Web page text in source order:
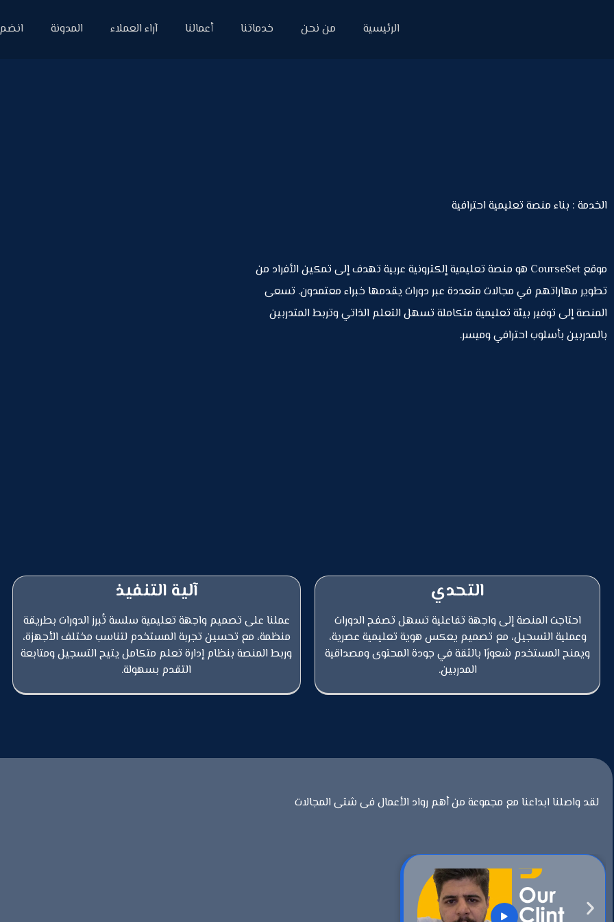
الرئيسية من نحن خدماتنا أعمالنا آراء العملاء المدونة انضم
الخدمة : بناء منصة تعليمية احترافية
موقع CourseSet هو منصة تعليمية إلكترونية عربية تهدف إلى تمكين الأفراد من
تطوير مهاراتهم في مجالات متعددة عبر دورات يقدمها خبراء معتمدون. تسعى
المنصة إلى توفير بيئة تعليمية متكاملة تسهل التعلم الذاتي وتربط المتدربين
بالمدربين بأسلوب احترافي وميسر.
التحدي
احتاجت المنصة إلى واجهة تفاعلية تسهل تصفح الدورات
وعملية التسجيل، مع تصميم يعكس هوية تعليمية عصرية،
ويمنح المستخدم شعورًا بالثقة في جودة المحتوى ومصداقية
المدربين.
آلية التنفيذ
عملنا على تصميم واجهة تعليمية سلسة تُبرز الدورات بطريقة
منظمة، مع تحسين تجربة المستخدم لتناسب مختلف الأجهزة،
وربط المنصة بنظام إدارة تعلم متكامل يتيح التسجيل ومتابعة
التقدم بسهولة.
لقد واصلنا ابداعنا مع مجموعة من أهم رواد الأعمال فى شتى المجالات